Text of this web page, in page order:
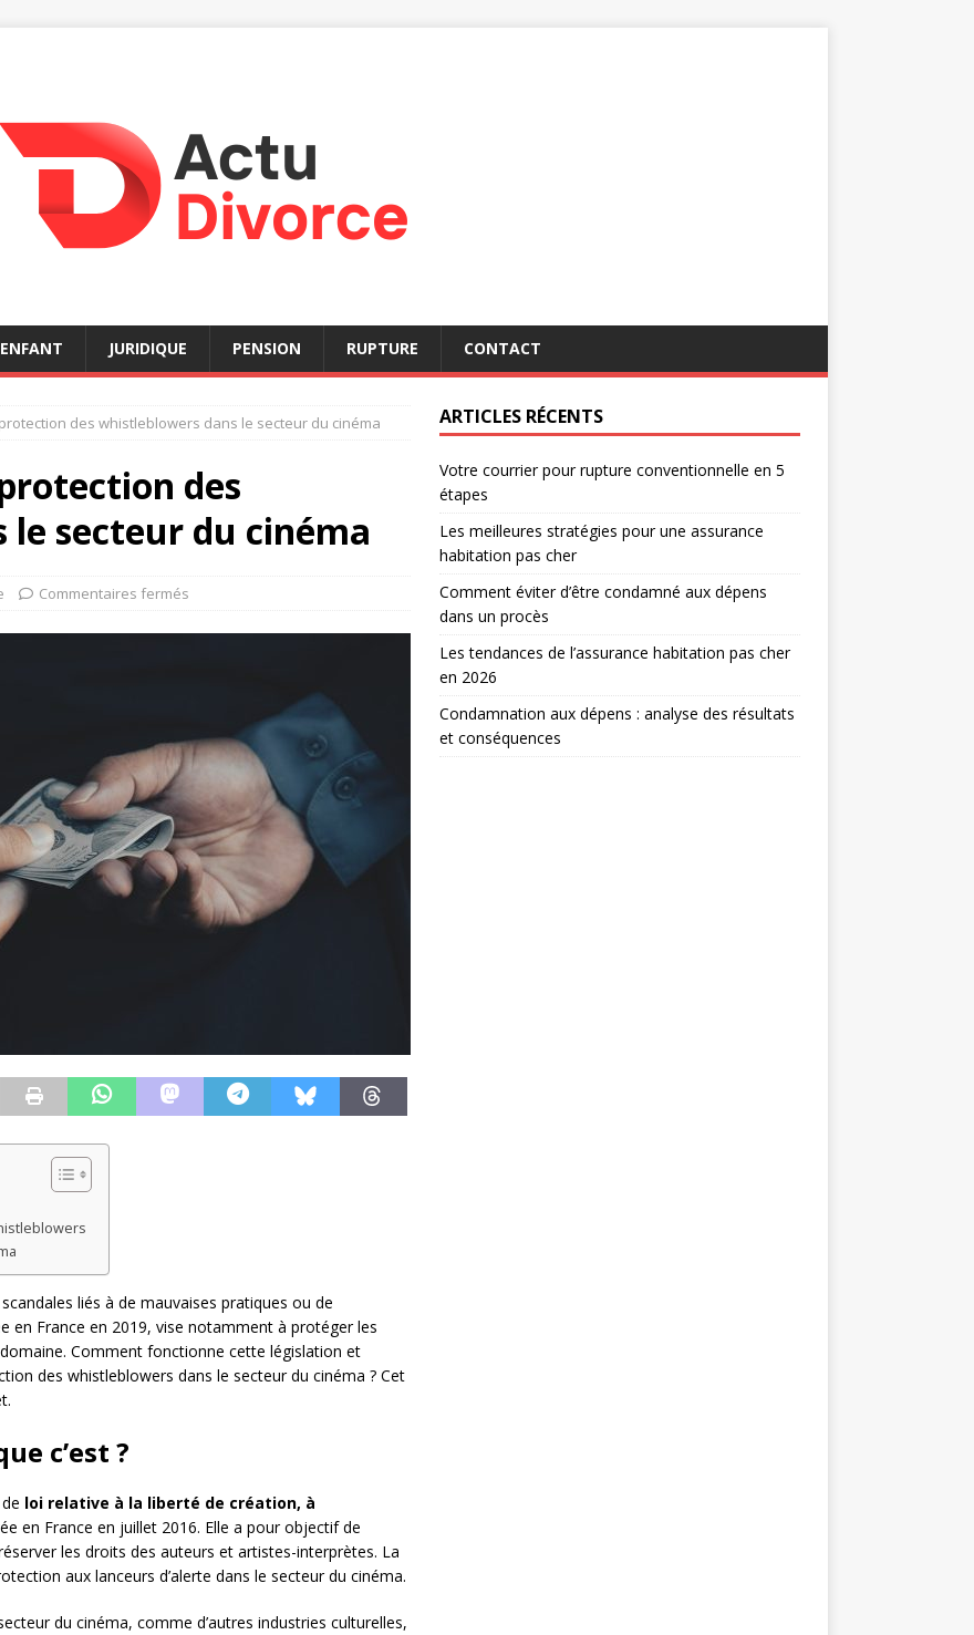
ENFANT JURIDIQUE PENSION RUPTURE CONTACT
des whistleblowers dans le secteur du cinéma
des
secteur du cinéma
Commentaires fermés
liés à de mauvaises pratiques ou de
France en 2019, vise notamment à protéger les
Comment fonctionne cette législation et
des whistleblowers dans le secteur du cinéma ? Cet
c’est ?
loi relative à la liberté de création, à
en France en juillet 2016. Elle a pour objectif de
les droits des auteurs et artistes-interprètes. La
aux lanceurs d’alerte dans le secteur du cinéma.
du cinéma, comme d’autres industries culturelles,
ARTICLES RÉCENTS
Votre courrier pour rupture conventionnelle en 5
étapes
Les meilleures stratégies pour une assurance
habitation pas cher
Comment éviter d’être condamné aux dépens
dans un procès
Les tendances de l’assurance habitation pas cher
en 2026
Condamnation aux dépens : analyse des résultats
et conséquences